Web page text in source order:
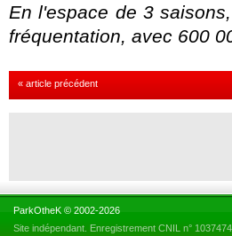
En l'espace de 3
fréquentation, avec 600
« article précédent
ParkOtheK © 2002-2026
Site indépendant. Enregistrement CNIL n°